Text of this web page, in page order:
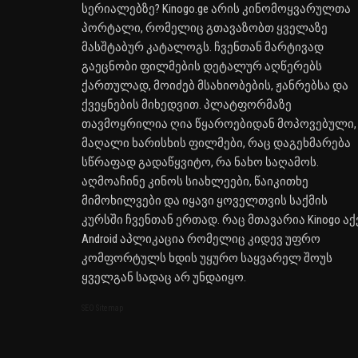
სერიალებზე? Kinogo.ge არის კინომოყვარულთა
პორტალი, რომელიც გთავაზობთ ყველაზე
მასშტაბურ კატალოგს. ჩვენთან მარტივად
გაეცნობი ფილმების დეტალურ აღწერებს
ქართულად, მოიძებ მსახიობების, ჟანრებსა და
ქვეყნების მიხედვით. პლატფორმაზე
თავმოყრილია ღია წყაროებიდან მოპოვებული,
მაღალი ხარისხის ფილმები, რაც დაგეხმარება
სწრაფად გადაწყვიტო, რა ნახო საღამოს.
აღმოაჩინე კინოს სიახლეები, წაიკითხე
მიმოხილვები და იყავი ყოველთვის საქმის
კურსში ჩვენთან ერთად. რაც მთავარია Kinogo
Android აპლიკაცია რომელიც კიდევ უფრო
კომფორტულს ხდის უყურო საყვარელ შოუს
ყველგან სადაც არ უნდაიყო.